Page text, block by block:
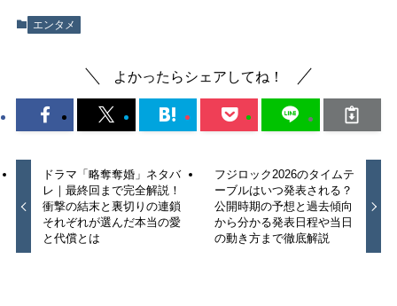
エンタメ
よかったらシェアしてね！
ドラマ「略奪奪婚」ネタバ
レ｜最終回まで完全解説！
衝撃の結末と裏切りの連鎖
それぞれが選んだ本当の愛
と代償とは
フジロック2026のタイムテ
ーブルはいつ発表される？
公開時期の予想と過去傾向
から分かる発表日程や当日
の動き方まで徹底解説